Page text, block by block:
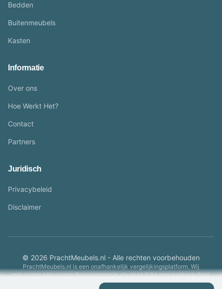
Bedden
Buitenmeubels
Kasten
Informatie
Over ons
Hoe Werkt Het?
Contact
Partners
Juridisch
Privacybeleid
Disclaimer
© 2026 PrachtMeubels.nl - Alle rechten voorbehouden
PrachtMeubels.nl is een onafhankelijk vergelijkingsplatform. Wij
ontvangen een vergoeding wanneer je via onze links een aankoop doet.